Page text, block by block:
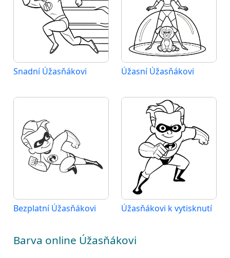
Snadní Úžasňákovi Úžasní Úžasňákovi
Bezplatní Úžasňákovi Úžasňákovi k vytisknutí
Barva online Úžasňákovi